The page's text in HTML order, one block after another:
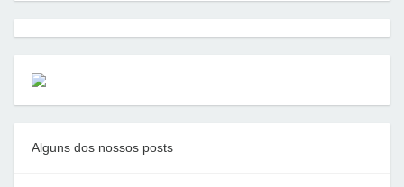
Alguns dos nossos posts